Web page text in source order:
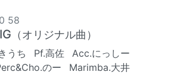
58
（オリジナル曲）
うち Pf.高佐
Acc.にっしー
のー
Marimba.大井